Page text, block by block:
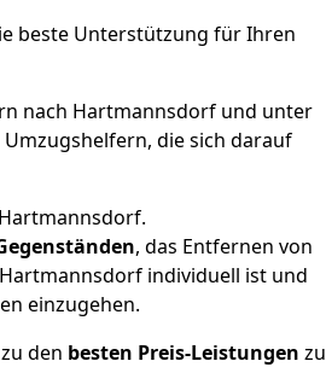
beste Unterstützung für Ihren
nach Hartmannsdorf und unter
die sich darauf
, das Entfernen von
individuell ist und
einzugehen.
den besten Preis-Leistungen zu